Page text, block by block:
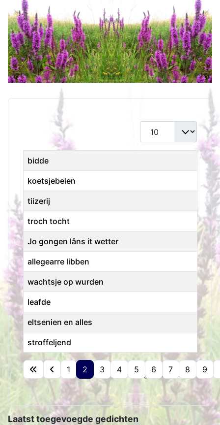
Toon #
Artikelen
Titel
bidde
koetsjebeien
tiizerij
troch tocht
Jo gongen lâns it wetter
allegearre libben
wachtsje op wurden
leafde
eltsenien en alles
stroffeljend
Pagina 2 van 15
1 2 3 4 5 6 7 8 9
Laatst toegevoegde gedichten